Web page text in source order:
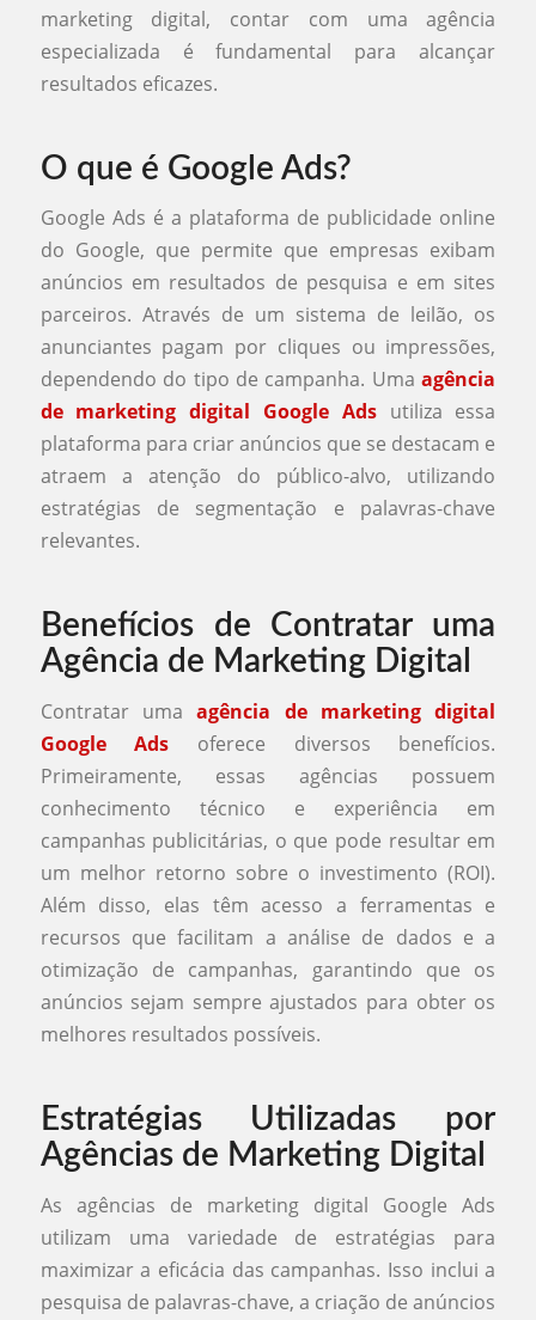
marketing digital, contar com uma agência
especializada é fundamental para alcançar
resultados eficazes.
O que é Google Ads?
Google Ads é a plataforma de publicidade online
do Google, que permite que empresas exibam
anúncios em resultados de pesquisa e em sites
parceiros. Através de um sistema de leilão, os
anunciantes pagam por cliques ou impressões,
dependendo do tipo de campanha. Umaagência
de marketing digital Google Adsutiliza essa
plataforma para criar anúncios que se destacam e
atraem a atenção do público-alvo, utilizando
estratégias de segmentação e palavras-chave
relevantes.
Benefícios de Contratar uma
Agência de Marketing Digital
Contratar umaagência de marketing digital
Google Ads oferece diversos benefícios.
Primeiramente, essas agências possuem
conhecimento técnico e experiência em
campanhas publicitárias, o que pode resultar em
um melhor retorno sobre o investimento (ROI).
Além disso, elas têm acesso a ferramentas e
recursos que facilitam a análise de dados e a
otimização de campanhas, garantindo que os
anúncios sejam sempre ajustados para obter os
melhores resultados possíveis.
Estratégias Utilizadas por
Agências de Marketing Digital
As agências de marketing digital Google Ads
utilizam uma variedade de estratégias para
maximizar a eficácia das campanhas. Isso inclui a
pesquisa de palavras-chave, a criação de anúncios